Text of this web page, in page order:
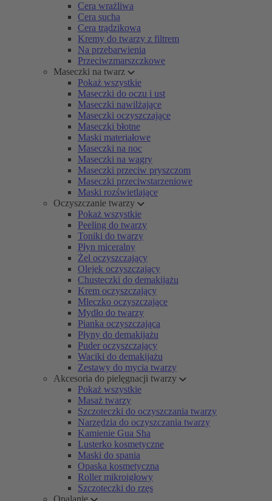
Cera wrażliwa
Cera sucha
Cera trądzikowa
Kremy do twarzy z filtrem
Na przebarwienia
Przeciwzmarszczkowe
Maseczki na twarz
Pokaż wszystkie
Maseczki do oczu i ust
Maseczki nawilżające
Maseczki oczyszczające
Maseczki błotne
Maski materiałowe
Maseczki na noc
Maseczki na wągry
Maseczki przeciw pryszczom
Maseczki przeciwstarzeniowe
Maski rozświetlające
Oczyszczanie twarzy
Pokaż wszystkie
Peeling do twarzy
Toniki do twarzy
Płyn miceralny
Żel oczyszczający
Olejek oczyszczający
Chusteczki do demakijażu
Krem oczyszczający
Mleczko oczyszczające
Mydło do twarzy
Pianka oczyszczająca
Płyny do demakijażu
Puder oczyszczający
Waciki do demakijażu
Zestawy do mycia twarzy
Akcesoria do pielęgnacji twarzy
Pokaż wszystkie
Masaż twarzy
Szczoteczki do oczyszczania twarzy
Narzędzia do oczyszczania twarzy
Kamienie Gua Sha
Lusterko kosmetyczne
Maski do spania
Opaska kosmetyczna
Roller mikroigłowy
Szczoteczki do rzęs
Opalanie